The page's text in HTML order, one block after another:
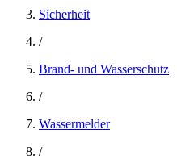
Sicherheit
/
Brand- und Wasserschutz
/
Wassermelder
/